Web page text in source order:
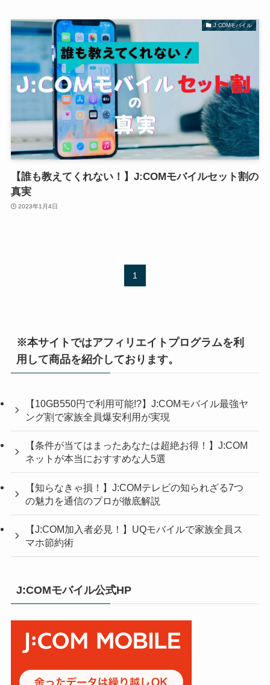
J:COMモバイル
【誰も教えてくれない！】J:COMモバイルセット割の
真実
2023年1月4日
1
※本サイトではアフィリエイトプログラムを利
用して商品を紹介しております。
【10GB550円で利用可能!?】J:COMモバイル最強ヤ
ング割で家族全員爆安利用が実現
【条件が当てはまったあなたは超絶お得！】J:COM
ネットが本当におすすめな人5選
【知らなきゃ損！】J:COMテレビの知られざる7つ
の魅力を通信のプロが徹底解説
【J:COM加入者必見！】UQモバイルで家族全員ス
マホ節約術
J:COMモバイル公式HP